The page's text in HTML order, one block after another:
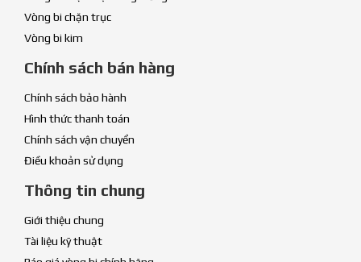
Vòng bi chặn trục
Vòng bi kim
Chính sách bán hàng
Chính sách bảo hành
Hình thức thanh toán
Chính sách vận chuyển
Điều khoản sử dụng
Thông tin chung
Giới thiệu chung
Tài liệu kỹ thuật